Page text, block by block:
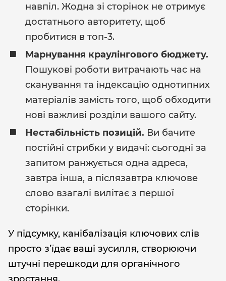
навпіл. Жодна зі сторінок не отримує
достатнього авторитету, щоб
пробитися в топ-3.
Марнування краулінгового бюджету.
Пошукові роботи витрачають час на
сканування та індексацію однотипних
матеріалів замість того, щоб обходити
нові важливі розділи вашого сайту.
Нестабільність позицій. Ви бачите
постійні стрибки у видачі: сьогодні за
запитом ранжується одна адреса,
завтра інша, а післязавтра ключове
слово взагалі вилітає з першої
сторінки.
У підсумку, канібалізація ключових слів
просто з’їдає ваші зусилля, створюючи
штучні перешкоди для органічного